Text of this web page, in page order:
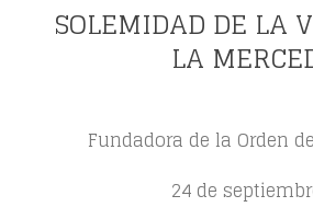
SOLEMIDAD DE LA
LA
Fundadora de la Orden
24 de